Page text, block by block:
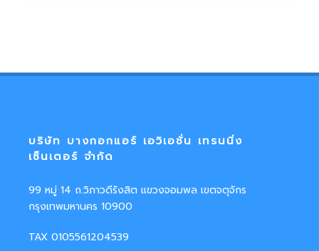
บริษัท บางกอกแอร์ เอวิเอชั่น เทรนนิ่ง
เซ็นเตอร์ จำกัด
99 หมู่ 14 ถ.วิภาวดีรังสิต แขวงจอมพล เขตจตุจักร
กรุงเทพมหานคร 10900
TAX 0105561204539